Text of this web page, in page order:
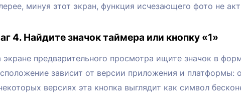
минуя этот экран, функция исчезающего фото не
4. Найдите значок таймера или кнопку «1»
экране предварительного просмотра ищите значок в
зависит от версии приложения и платформы:
версиях эта кнопка выглядит как символ